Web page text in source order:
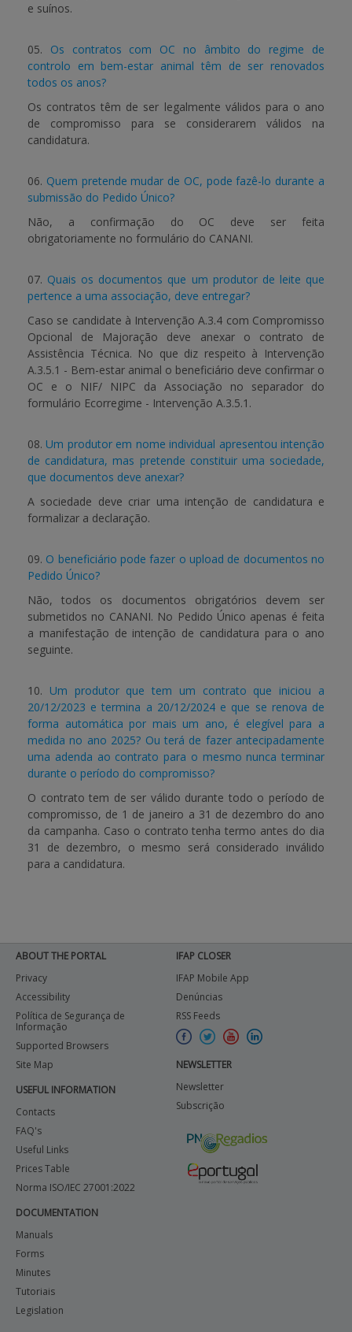
e suínos.
05. Os contratos com OC no âmbito do regime de
controlo em bem-estar animal têm de ser renovados
todos os anos?
Os contratos têm de ser legalmente válidos para o ano
de compromisso para se considerarem válidos na
candidatura.
06. Quem pretende mudar de OC, pode fazê-lo durante a
submissão do Pedido Único?
Não, a confirmação do OC deve ser feita
obrigatoriamente no formulário do CANANI.
07. Quais os documentos que um produtor de leite que
pertence a uma associação, deve entregar?
Caso se candidate à Intervenção A.3.4 com Compromisso
Opcional de Majoração deve anexar o contrato de
Assistência Técnica. No que diz respeito à Intervenção
A.3.5.1 - Bem-estar animal o beneficiário deve confirmar o
OC e o NIF/ NIPC da Associação no separador do
formulário Ecorregime - Intervenção A.3.5.1.
08. Um produtor em nome individual apresentou intenção
de candidatura, mas pretende constituir uma sociedade,
que documentos deve anexar?
A sociedade deve criar uma intenção de candidatura e
formalizar a declaração.
09. O beneficiário pode fazer o upload de documentos no
Pedido Único?
Não, todos os documentos obrigatórios devem ser
submetidos no CANANI. No Pedido Único apenas é feita
a manifestação de intenção de candidatura para o ano
seguinte.
10. Um produtor que tem um contrato que iniciou a
20/12/2023 e termina a 20/12/2024 e que se renova de
forma automática por mais um ano, é elegível para a
medida no ano 2025? Ou terá de fazer antecipadamente
uma adenda ao contrato para o mesmo nunca terminar
durante o período do compromisso?
O contrato tem de ser válido durante todo o período de
compromisso, de 1 de janeiro a 31 de dezembro do ano
da campanha. Caso o contrato tenha termo antes do dia
31 de dezembro, o mesmo será considerado inválido
para a candidatura.
ABOUT THE PORTAL
Privacy
Accessibility
Política de Segurança de
Informação
Supported Browsers
Site Map
USEFUL INFORMATION
Contacts
FAQ's
Useful Links
Prices Table
Norma ISO/IEC 27001:2022
DOCUMENTATION
Manuals
Forms
Minutes
Tutoriais
Legislation
IFAP CLOSER
IFAP Mobile App
Denúncias
RSS Feeds
NEWSLETTER
Newsletter
Subscrição